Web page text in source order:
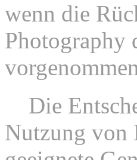
wenn die
Photography
Die
Nutzung von